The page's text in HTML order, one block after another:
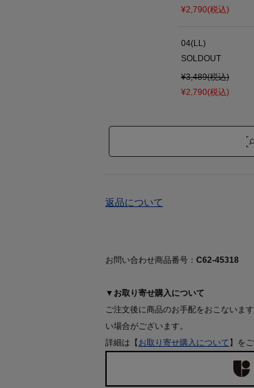
¥2,790(税込)
04(LL)
SOLDOUT
¥3,489(税込)
¥2,790(税込)
返品について
お問い合わせ商品番号： C62-45318
▼お取り寄せ購入について
ご注文後に商品のお手配をおこないま
い場合がございます。
詳細は【 お取り寄せ購入について 】を